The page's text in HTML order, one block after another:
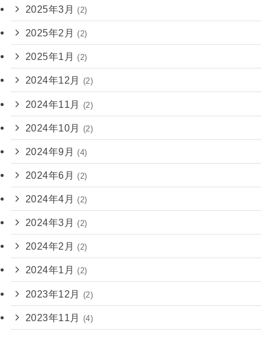
2025年3月 (2)
2025年2月 (2)
2025年1月 (2)
2024年12月 (2)
2024年11月 (2)
2024年10月 (2)
2024年9月 (4)
2024年6月 (2)
2024年4月 (2)
2024年3月 (2)
2024年2月 (2)
2024年1月 (2)
2023年12月 (2)
2023年11月 (4)